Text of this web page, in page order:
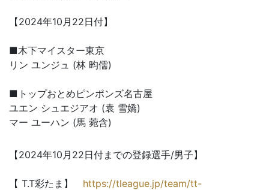
【2024年10月22日付】
■木下マイスター東京
リン ユンジュ (林 昀儒)
■トップおとめピンポンズ名古屋
ユエン シュエジアオ (袁 雪嬌)
マー ユーハン (馬 菀含)
【2024年10月22日付までの登録選手/男子】
【 T.T彩たま】 https://tleague.jp/team/tt-